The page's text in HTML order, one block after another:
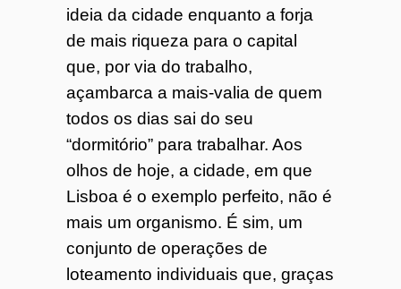
ideia da cidade enquanto a forja
de mais riqueza para o capital
que, por via do trabalho,
açambarca a mais-valia de quem
todos os dias sai do seu
“dormitório” para trabalhar. Aos
olhos de hoje, a cidade, em que
Lisboa é o exemplo perfeito, não é
mais um organismo. É sim, um
conjunto de operações de
loteamento individuais que, graças